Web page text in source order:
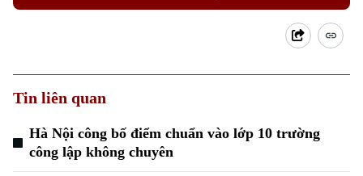
Chuyên mục
Chính trị
Xã hội
Hà Nội
Nhịp sống Hà Nội
Thế giới
Tin liên quan
Hà Nội công bố điểm chuẩn vào lớp 10 trường
công lập không chuyên